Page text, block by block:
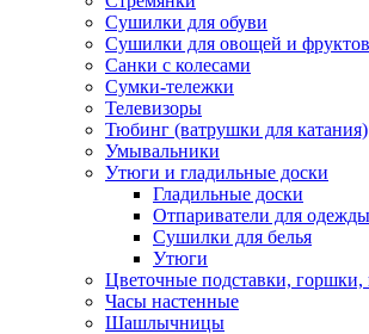
Сушилки для обуви
Сушилки для овощей и фруктов
Санки с колесами
Сумки-тележки
Телевизоры
Тюбинг (ватрушки для катания)
Умывальники
Утюги и гладильные доски
Гладильные доски
Отпариватели для одежды
Сушилки для белья
Утюги
Цветочные подставки,
Часы настенные
Шашлычницы